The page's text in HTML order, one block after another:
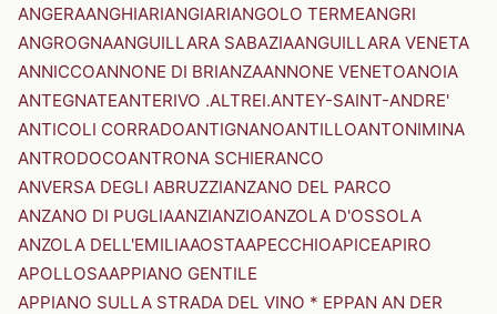
ANGERAANGHIARIANGIARIANGOLO TERMEANGRI
ANGROGNAANGUILLARA SABAZIAANGUILLARA VENETA
ANNICCOANNONE DI BRIANZAANNONE VENETOANOIA
ANTEGNATEANTERIVO .ALTREI.ANTEY-SAINT-ANDRE'
ANTICOLI CORRADOANTIGNANOANTILLOANTONIMINA
ANTRODOCOANTRONA SCHIERANCO
ANVERSA DEGLI ABRUZZIANZANO DEL PARCO
ANZANO DI PUGLIAANZIANZIOANZOLA D'OSSOLA
ANZOLA DELL'EMILIAAOSTAAPECCHIOAPICEAPIRO
APOLLOSAAPPIANO GENTILE
APPIANO SULLA STRADA DEL VINO * EPPAN AN DER